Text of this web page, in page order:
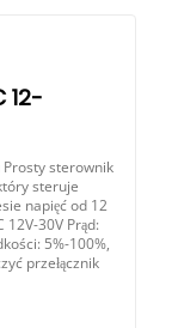
12-
Prosty sterownik
steruje
napięć od 12
30V Prąd:
5%-100%,
przełącznik